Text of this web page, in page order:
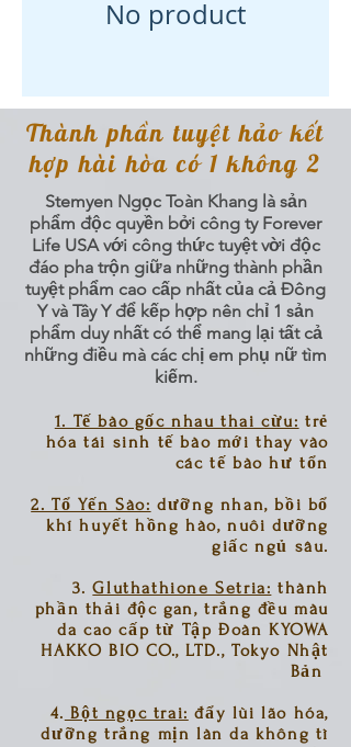
No product
Thành phần tuyệt hảo kết
hợp hài hòa có 1 không 2
Stemyen Ngọc Toàn Khang là sản
phẩm độc quyền bởi công ty Forever
Life USA với công thức tuyệt vời độc
đáo pha trộn giữa những thành phần
tuyệt phẩm cao cấp nhất của cả Đông
Y và Tây Y để kếp hợp nên chỉ 1 sản
phẩm duy nhất có thể mang lại tất cả
những điều mà các chị em phụ nữ tìm
kiếm.
1. Tế bào gốc nhau thai cừu: trẻ
hóa tái sinh tế bào mới thay vào
các tế bào hư tổn
2. Tổ Yến Sào: dưỡng nhan, bồi bổ
khí huyết hồng hào, nuôi dưỡng
giấc ngủ sâu.
3.Gluthathione Setria: thành
phần thải độc gan, trắng đều màu
da cao cấp từ Tập Đoàn KYOWA
HAKKO BIO CO., LTD., Tokyo Nhật
Bản
4. Bột ngọc trai: đẩy lùi lão hóa,
dưỡng trắng mịn làn da không tì